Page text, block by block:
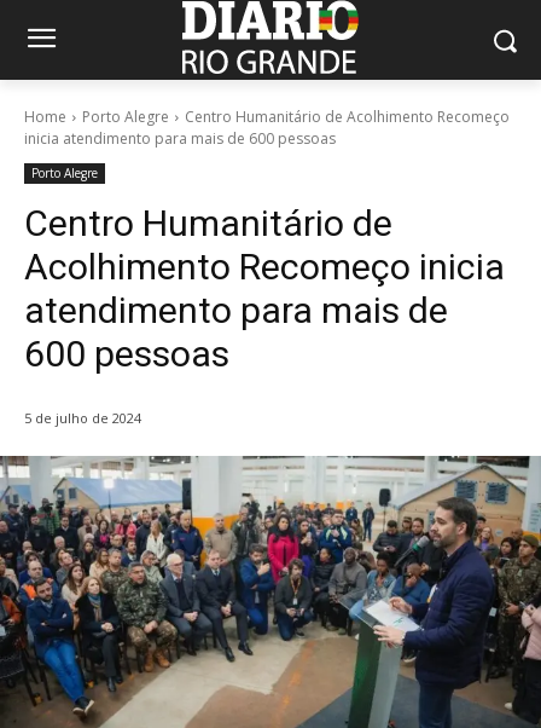
Home Porto Alegre
Centro Humanitário de Acolhimento Recomeço
inicia atendimento para mais de 600 pessoas
Porto Alegre
Centro Humanitário de
Acolhimento Recomeço inicia
atendimento para mais de
600 pessoas
5 de julho de 2024